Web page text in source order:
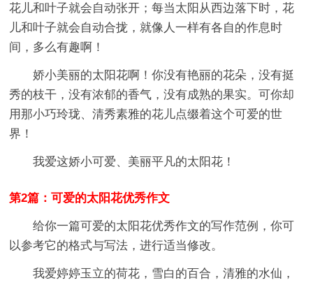
花儿和叶子就会自动张开；每当太阳从西边落下时，花
儿和叶子就会自动合拢，就像人一样有各自的作息时
间，多么有趣啊！
娇小美丽的太阳花啊！你没有艳丽的花朵，没有挺
秀的枝干，没有浓郁的香气，没有成熟的果实。可你却
用那小巧玲珑、清秀素雅的花儿点缀着这个可爱的世
界！
我爱这娇小可爱、美丽平凡的太阳花！
第2篇：可爱的太阳花优秀作文
给你一篇可爱的太阳花优秀作文的写作范例，你可
以参考它的格式与写法，进行适当修改。
我爱婷婷玉立的荷花，雪白的百合，清雅的水仙，